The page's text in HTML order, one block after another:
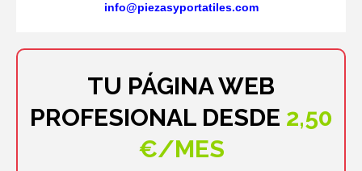
info@piezasyportatiles.com
TU PÁGINA WEB
PROFESIONAL DESDE 2,50
€/MES